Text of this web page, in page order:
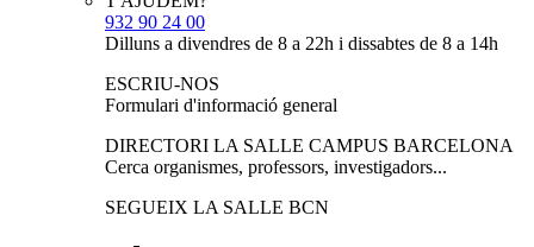
932 90 24 00
Dilluns a divendres de 8 a 22h i dissabtes de 8 a 14h
ESCRIU-NOS
Formulari d'informació general
DIRECTORI LA SALLE CAMPUS BARCELONA
Cerca organismes, professors, investigadors...
SEGUEIX LA SALLE BCN